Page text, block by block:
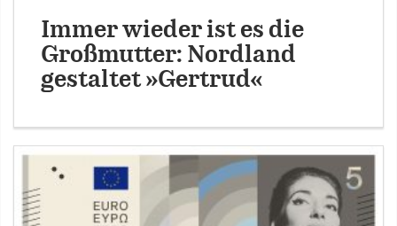
Immer wieder ist es die
Großmutter: Nordland
gestaltet »Gertrud«